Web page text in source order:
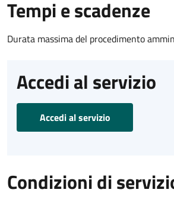
Tempi e scadenze
Durata massima del procedimento
Accedi al servizio
Accedi al servizio
Condizioni di